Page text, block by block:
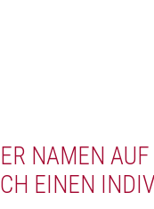
NAMEN
EINEN